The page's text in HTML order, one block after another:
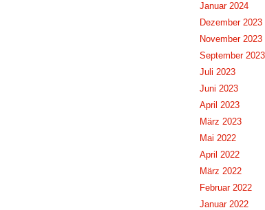
Januar 2024
Dezember 2023
November 2023
September 2023
Juli 2023
Juni 2023
April 2023
März 2023
Mai 2022
April 2022
März 2022
Februar 2022
Januar 2022